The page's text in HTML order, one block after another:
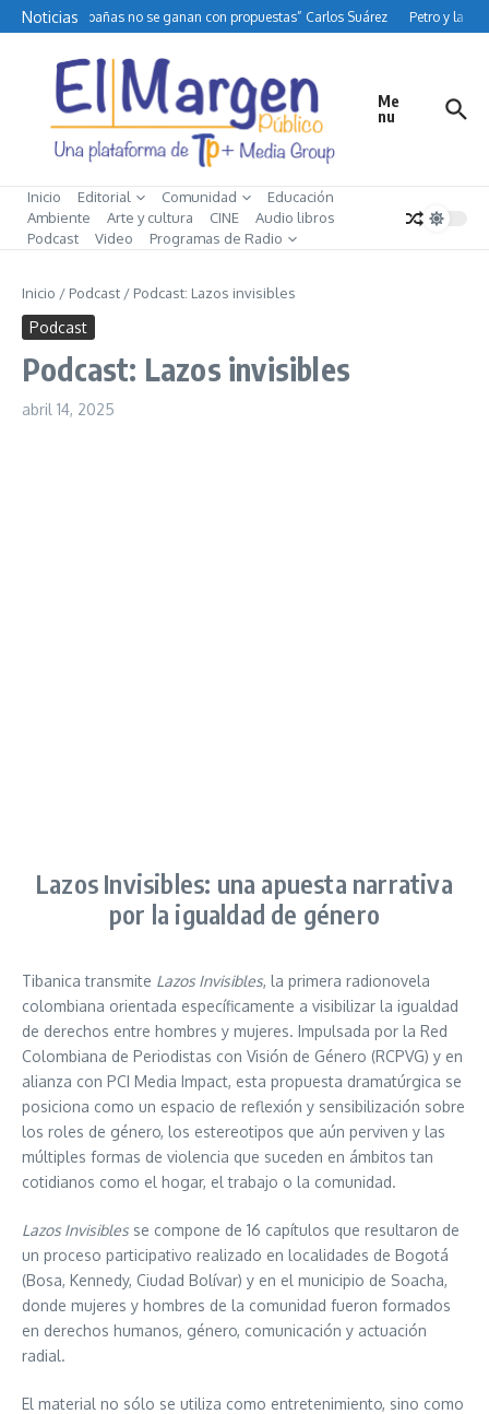
Saltar al contenido
Noticias
“Las campañas no se ganan con propuestas” Carlos Suárez Petro y la
Me
nu
Inicio Editorial Comunidad
Educación
Ambiente
Arte y cultura CINE
Audio libros
Podcast
Video Programas de Radio
Inicio / Podcast / Podcast: Lazos invisibles
Podcast
Podcast: Lazos invisibles
abril 14, 2025
Lazos Invisibles: una apuesta narrativa
por la igualdad de género
Tibanica transmite Lazos Invisibles, la primera radionovela
colombiana orientada específicamente a visibilizar la igualdad
de derechos entre hombres y mujeres. Impulsada por la Red
Colombiana de Periodistas con Visión de Género (RCPVG) y en
alianza con PCI Media Impact, esta propuesta dramatúrgica se
posiciona como un espacio de reflexión y sensibilización sobre
los roles de género, los estereotipos que aún perviven y las
múltiples formas de violencia que suceden en ámbitos tan
cotidianos como el hogar, el trabajo o la comunidad.
Lazos Invisibles se compone de 16 capítulos que resultaron de
un proceso participativo realizado en localidades de Bogotá
(Bosa, Kennedy, Ciudad Bolívar) y en el municipio de Soacha,
donde mujeres y hombres de la comunidad fueron formados
en derechos humanos, género, comunicación y actuación
radial.
El material no sólo se utiliza como entretenimiento, sino como